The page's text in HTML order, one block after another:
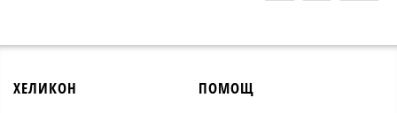
ХЕЛИКОН ПОМОЩ